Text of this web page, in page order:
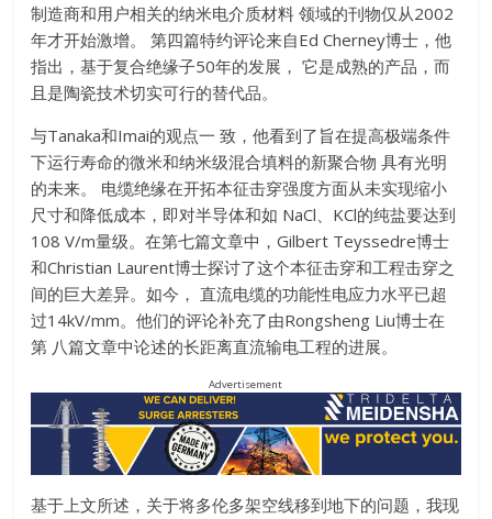
制造商和用户相关的纳米电介质材料 领域的刊物仅从2002
年才开始激增。 第四篇特约评论来自Ed Cherney博士，他
指出，基于复合绝缘子50年的发展， 它是成熟的产品，而
且是陶瓷技术切实可行的替代品。
与Tanaka和Imai的观点一 致，他看到了旨在提高极端条件
下运行寿命的微米和纳米级混合填料的新聚合物 具有光明
的未来。 电缆绝缘在开拓本征击穿强度方面从未实现缩小
尺寸和降低成本，即对半导体和如 NaCl、KCl的纯盐要达到
108 V/m量级。在第七篇文章中，Gilbert Teyssedre博士
和Christian Laurent博士探讨了这个本征击穿和工程击穿之
间的巨大差异。如今， 直流电缆的功能性电应力水平已超
过14kV/mm。他们的评论补充了由Rongsheng Liu博士在
第 八篇文章中论述的长距离直流输电工程的进展。
Advertisement
基于上文所述，关于将多伦多架空线移到地下的问题，我现